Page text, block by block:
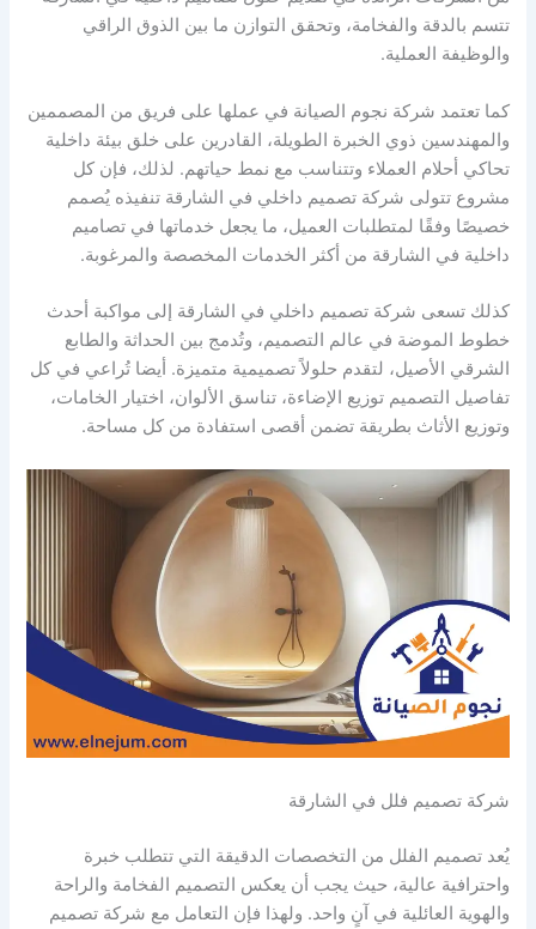
تتسم بالدقة والفخامة، وتحقق التوازن ما بين الذوق الراقي
والوظيفة العملية.
كما تعتمد شركة نجوم الصيانة في عملها على فريق من المصممين
والمهندسين ذوي الخبرة الطويلة، القادرين على خلق بيئة داخلية
تحاكي أحلام العملاء وتتناسب مع نمط حياتهم. لذلك، فإن كل
مشروع تتولى شركة تصميم داخلي في الشارقة تنفيذه يُصمم
خصيصًا وفقًا لمتطلبات العميل، ما يجعل خدماتها في تصاميم
داخلية في الشارقة من أكثر الخدمات المخصصة والمرغوبة.
كذلك تسعى شركة تصميم داخلي في الشارقة إلى مواكبة أحدث
خطوط الموضة في عالم التصميم، وتُدمج بين الحداثة والطابع
الشرقي الأصيل، لتقدم حلولاً تصميمية متميزة. أيضا تُراعي في كل
تفاصيل التصميم توزيع الإضاءة، تناسق الألوان، اختيار الخامات،
وتوزيع الأثاث بطريقة تضمن أقصى استفادة من كل مساحة.
شركة تصميم فلل في الشارقة
يُعد تصميم الفلل من التخصصات الدقيقة التي تتطلب خبرة
واحترافية عالية، حيث يجب أن يعكس التصميم الفخامة والراحة
والهوية العائلية في آنٍ واحد. ولهذا فإن التعامل مع شركة تصميم